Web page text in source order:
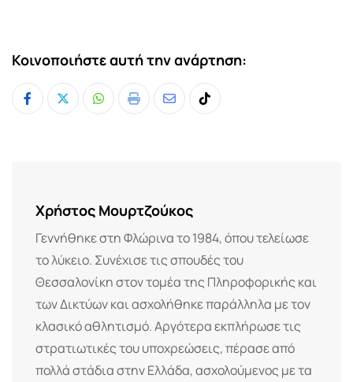
Κοινοποιήστε αυτή την ανάρτηση:
Whatsapp
Print
ShareTiktok
Χρήστος Μουρτζούκος
Γεννήθηκε στη Φλώρινα το 1984, όπου τελείωσε
το λύκειο. Συνέχισε τις σπουδές του
Θεσσαλονίκη στον τομέα της Πληροφορικής και
των Δικτύων και ασχολήθηκε παράλληλα με τον
κλασικό αθλητισμό. Αργότερα εκπλήρωσε τις
στρατιωτικές του υποχρεώσεις, πέρασε από
πολλά στάδια στην Ελλάδα, ασχολούμενος με τα